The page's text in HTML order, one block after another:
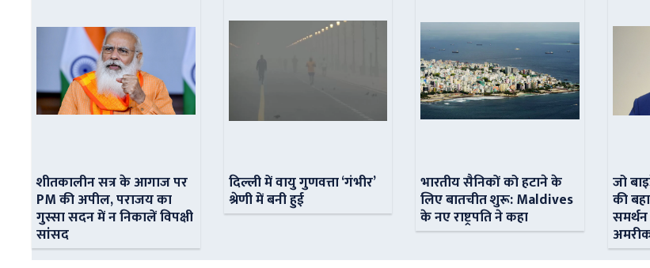
शीतकालीन सत्र के आगाज पर
PM की अपील, पराजय का
गुस्सा सदन में न निकालें विपक्षी
सांसद
दिल्ली में वायु गुणवत्ता ‘गंभीर’
श्रेणी में बनी हुई
भारतीय सैनिकों को हटाने के
लिए बातचीत शुरू: Maldives
के नए राष्ट्रपति ने कहा
जो
की